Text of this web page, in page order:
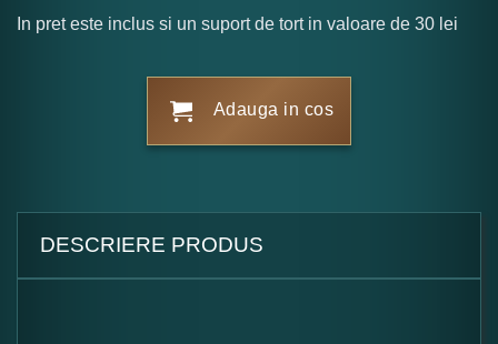
In pret este inclus si un suport de tort in valoare de 30 lei
Adauga in cos
DESCRIERE PRODUS